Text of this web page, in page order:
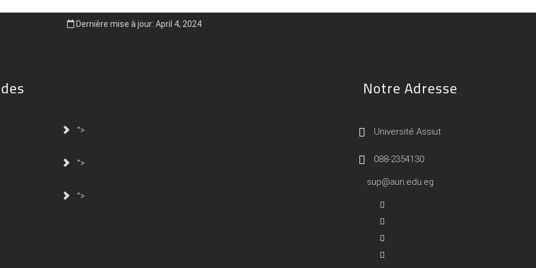
Dernière mise à jour: April 4, 2024
">
">
">
Notre Adresse
Université Assiut
088-2354130
sup@aun.edu.eg